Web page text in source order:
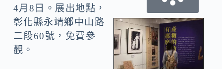
4月8日。展出地點，
彰化縣永靖鄉中山路
二段60號，免費參
觀。